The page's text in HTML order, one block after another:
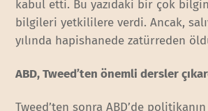
kabul etti. Bu yazıdaki bir çok
bilgileri yetkililere verdi. Ancak,
yılında hapishanede zatürreden
ABD, Tweed’ten önemli dersler
Tweed’ten sonra ABD’de